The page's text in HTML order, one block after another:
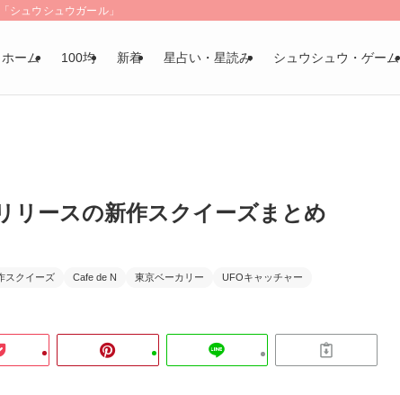
ュウシュウガール」
ホーム 100均 新着 星占い・星読み シュウシュウ・ゲーム
リースの新作スクイーズまとめ
スクイーズ Cafe de N 東京ベーカリー UFOキャッチャー